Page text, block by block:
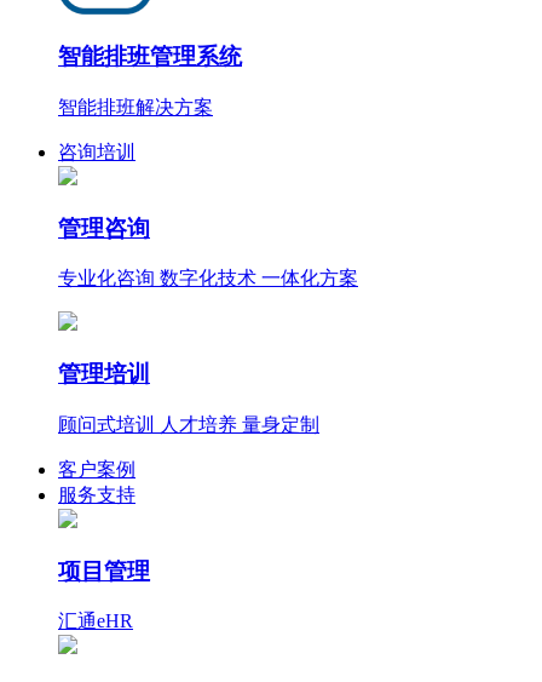
智能排班管理系统
智能排班解决方案
咨询培训
管理咨询
专业化咨询 数字化技术 一体化方案
管理培训
顾问式培训 人才培养 量身定制
客户案例
服务支持
项目管理
汇通eHR